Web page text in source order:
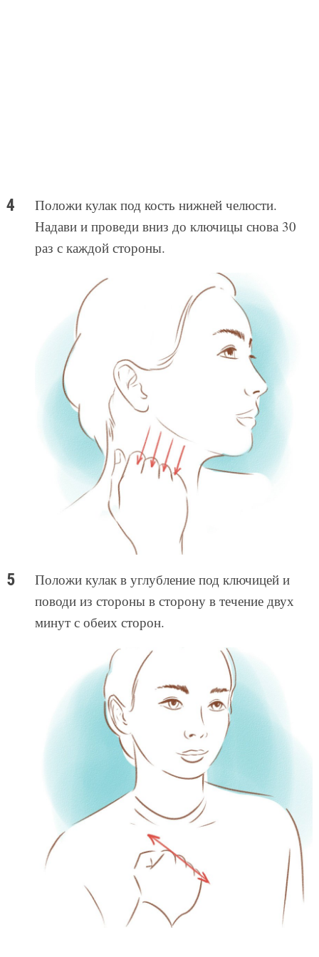
Положи кулак под кость нижней челюсти.
Надави и проведи вниз до ключицы снова 30
раз с каждой стороны.
Положи кулак в углубление под ключицей и
поводи из стороны в сторону в течение двух
минут с обеих сторон.